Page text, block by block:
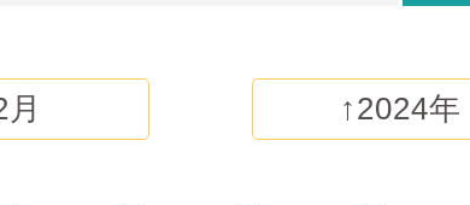
↑2024年